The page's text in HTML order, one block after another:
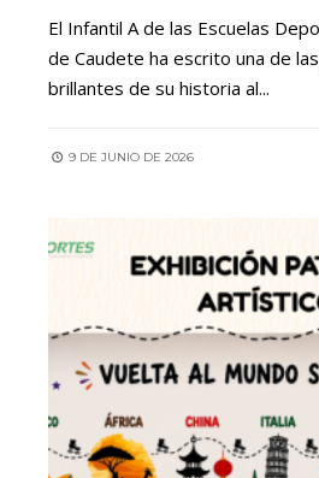
El Infantil A de las Escuelas
de Caudete ha escrito una de
brillantes de su historia al...
9 DE JUNIO DE 2026